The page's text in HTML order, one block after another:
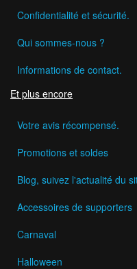
Confidentialité et sécurité.
Qui sommes-nous ?
Informations de contact.
Et plus encore
Votre avis récompensé.
Promotions et soldes
Blog, suivez l'actualité du
Accessoires de supporters
Carnaval
Halloween